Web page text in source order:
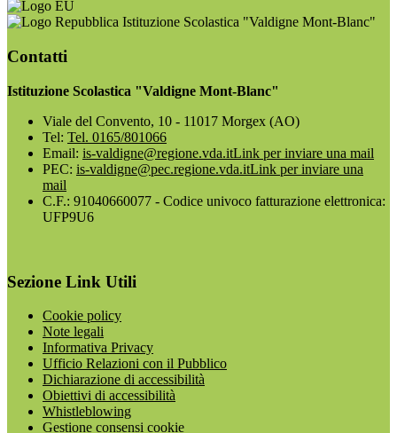
Istituzione Scolastica "Valdigne Mont-Blanc"
Contatti
Istituzione Scolastica "Valdigne Mont-Blanc"
Viale del Convento, 10 - 11017 Morgex (AO)
Tel: Tel. 0165/801066
Email: is-valdigne@regione.vda.itLink per inviare una mail
PEC: is-valdigne@pec.regione.vda.itLink per inviare una
mail
C.F.: 91040660077 - Codice univoco fatturazione elettronica:
UFP9U6
Sezione Link Utili
Cookie policy
Note legali
Informativa Privacy
Ufficio Relazioni con il Pubblico
Dichiarazione di accessibilità
Obiettivi di accessibilità
Whistleblowing
Gestione consensi cookie